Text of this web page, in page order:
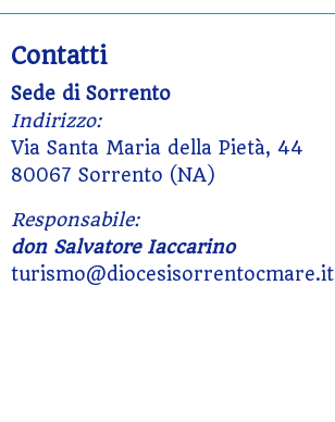
Contatti
Sede di Sorrento
Indirizzo:
Via Santa Maria della Pietà, 44
80067 Sorrento (NA)
Responsabile:
don Salvatore Iaccarino
turismo@diocesisorrentocmare.it